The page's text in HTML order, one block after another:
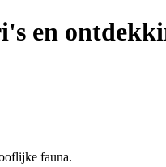
en
fauna.